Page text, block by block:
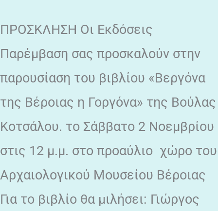
ΠΡΟΣΚΛΗΣΗ Οι Εκδόσεις
Παρέμβαση σας προσκαλούν στην
παρουσίαση του βιβλίου «Βεργόνα
της Βέροιας η Γοργόνα» της Βούλας
Κοτσάλου. το Σάββατο 2 Νοεμβρίου
στις 12 μ.μ. στο προαύλιο χώρο του
Αρχαιολογικού Μουσείου Βέροιας
Για το βιβλίο θα μιλήσει: Γιώργος